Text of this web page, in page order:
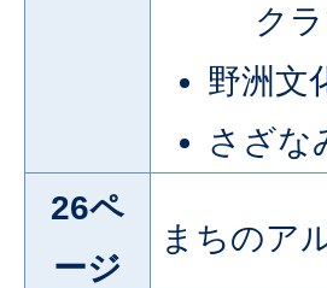
ク
野洲文
さざな
26ペ
ージ
まちのア